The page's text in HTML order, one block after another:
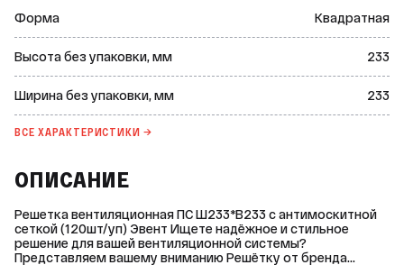
Форма Квадратная
Высота без упаковки, мм 233
Ширина без упаковки, мм 233
ВСЕ ХАРАКТЕРИСТИКИ →
ОПИСАНИЕ
Решетка вентиляционная ПС Ш233*В233 с антимоскитной
сеткой (120шт/уп) Эвент Ищете надёжное и стильное
решение для вашей вентиляционной системы?
Представляем вашему вниманию Решётку от бренда